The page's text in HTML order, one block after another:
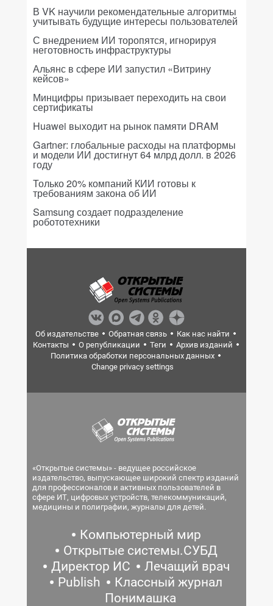
В VK научили рекомендательные алгоритмы
учитывать будущие интересы пользователей
С внедрением ИИ торопятся, игнорируя
неготовность инфраструктуры
Альянс в сфере ИИ запустил «Витрину
кейсов»
Минцифры призывает переходить на свои
сертификаты
Huawei выходит на рынок памяти DRAM
Gartner: глобальные расходы на платформы
и модели ИИ достигнут 64 млрд долл. в 2026
году
Только 20% компаний КИИ готовы к
требованиям закона об ИИ
Samsung создает подразделение
робототехники
Об издательстве Обратная связь
Как нас найти
Контакты
О републикации Теги
Архив изданий
Политика обработки персональных данных
Change privacy settings
«Открытые системы» - ведущее российское
издательство, выпускающее широкий спектр изданий
для профессионалов и активных пользователей в
сфере ИТ, цифровых устройств, телекоммуникаций,
медицины и полиграфии, журналы для детей.
Компьютерный мир
Открытые системы.СУБД
Директор ИС
Лечащий врач
Publish
Классный журнал
Понимашка